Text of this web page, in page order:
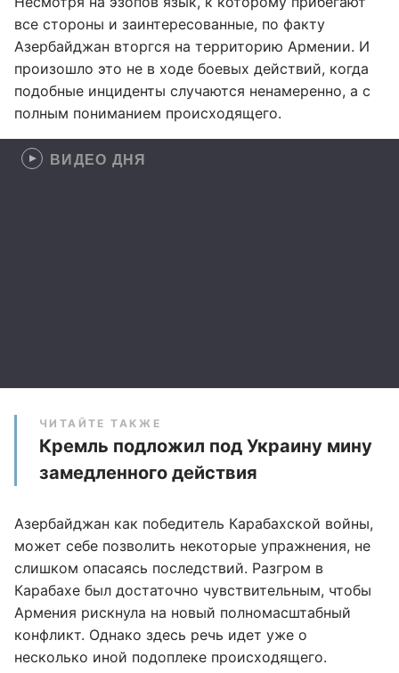
все стороны и заинтересованные, по факту
Азербайджан вторгся на территорию Армении. И
произошло это не в ходе боевых действий, когда
подобные инциденты случаются ненамеренно, а с
полным пониманием происходящего.
ВИДЕО ДНЯ
ЧИТАЙТЕ ТАКЖЕ
Кремль подложил под Украину мину
замедленного действия
Азербайджан как победитель Карабахской войны,
может себе позволить некоторые упражнения, не
слишком опасаясь последствий. Разгром в
Карабахе был достаточно чувствительным, чтобы
Армения рискнула на новый полномасштабный
конфликт. Однако здесь речь идет уже о
несколько иной подоплеке происходящего.